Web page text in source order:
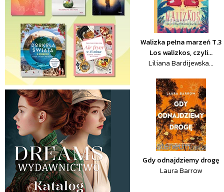
Walizka pełna marzeń T.3
Los walizkos, czyli...
Liliana Bardijewska...
Gdy odnajdziemy drogę
Laura Barrow